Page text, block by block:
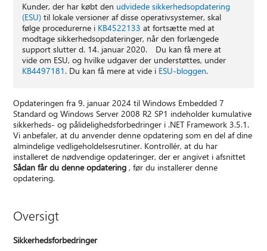
Kunder, der har købt den udvidede sikkerhedsopdatering
(ESU)til lokale versioner af disse operativsystemer, skal
følge procedurerne i KB4522133 at fortsætte med at
modtage sikkerhedsopdateringer, når den forlængede
support slutter d. 14. januar 2020. Du kan få mere at
vide om ESU, og hvilke udgaver der understøttes, under
KB4497181 . Du kan få mere at vide i ESU-bloggen.
Opdateringen fra 9. januar 2024 til Windows Embedded 7
Standard og Windows Server 2008 R2 SP1 indeholder kumulative
sikkerheds- og pålidelighedsforbedringer i .NET Framework 3.5.1.
Vi anbefaler, at du anvender denne opdatering som en del af dine
almindelige vedligeholdelsesrutiner. Kontrollér, at du har
installeret de nødvendige opdateringer, der er angivet i afsnittet
Sådan får du denne opdatering , før du installerer denne
opdatering.
Oversigt
Sikkerhedsforbedringer